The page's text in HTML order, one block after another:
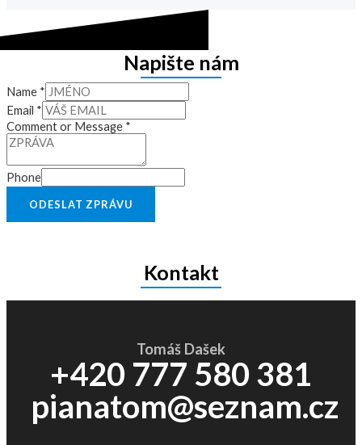
Napište nám
Name *
Email *
Comment or Message *
Phone
ODESLAT ZPRÁVU
Kontakt
Tomáš Dašek
+420 777 580 381
pianatom@seznam.cz